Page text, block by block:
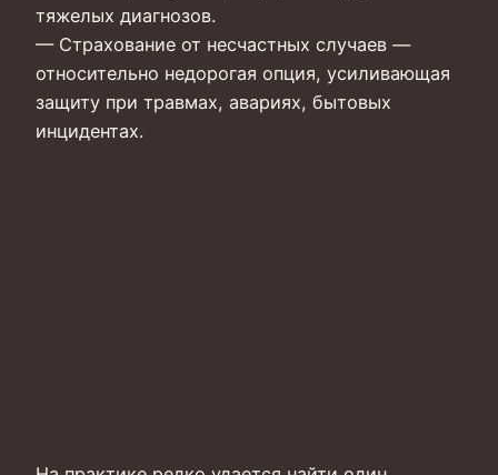
тяжелых диагнозов.
— Страхование от несчастных случаев —
относительно недорогая опция, усиливающая
защиту при травмах, авариях, бытовых
инцидентах.